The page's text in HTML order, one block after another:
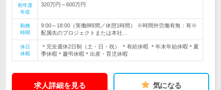
初年度
年収
320万円～600万円
勤務
時間
9:00～18:00（実働8時間／休憩1時間） ※時間外労働有無：有※
配属先のプロジェクトまたは本社…
休日
休暇
＊完全週休2日制（土・日・祝） ＊有給休暇 ＊年末年始休暇＊夏
季休暇＊慶弔休暇＊出産・育児休暇
求人詳細を見る 気になる